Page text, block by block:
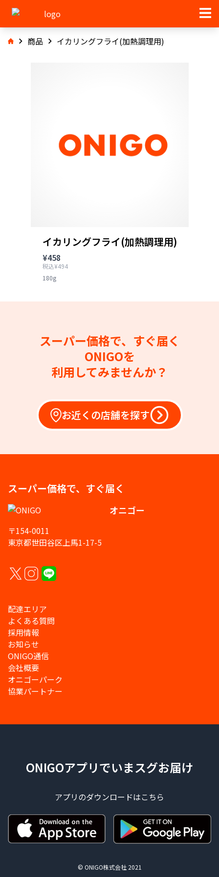
商品 イカリングフライ(加熱調理用)
イカリングフライ(加熱調理用)
¥458
税込¥494
180g
スーパー価格で、すぐ届く
ONIGOを
利用してみませんか？
お近くの店舗を探す
スーパー価格で、すぐ届く
オニゴー
〒154-0011
東京都世田谷区上馬1-17-5
配達エリア
よくある質問
採用情報
お知らせ
ONIGO通信
会社概要
オニゴーパーク
協業パートナー
ONIGOアプリでいまスグお届け
アプリのダウンロードはこちら
© ONIGO株式会社 2021